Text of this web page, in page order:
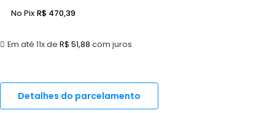
Em até 11x de R$ 51,88 com juros
No Pix R$470,39
Detalhes do parcelamento